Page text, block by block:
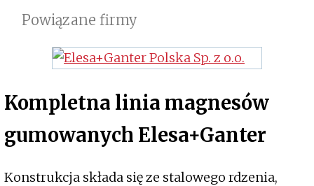
Powiązane firmy
Kompletna linia magnesów
gumowanych Elesa+Ganter
Konstrukcja składa się ze stalowego rdzenia,